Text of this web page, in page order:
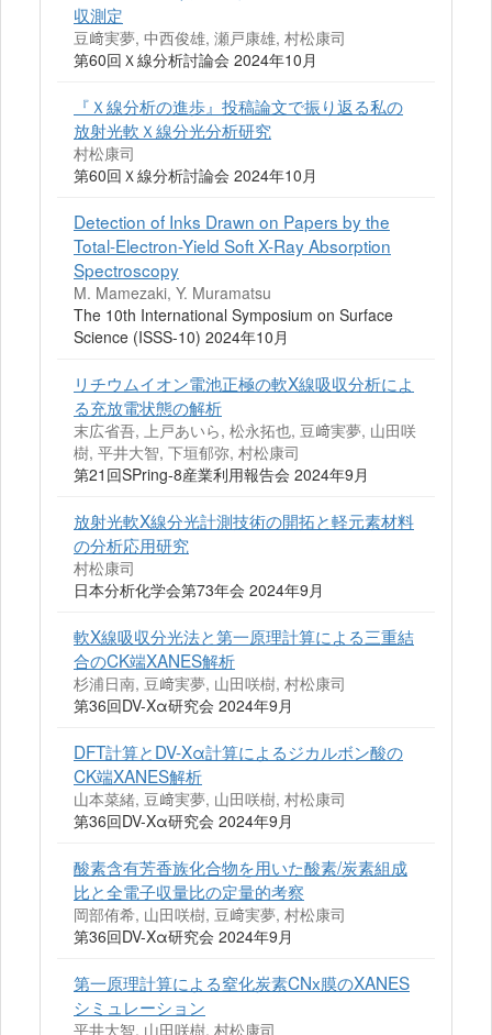
収測定
豆﨑実夢, 中西俊雄, 瀬戸康雄, 村松康司
第60回Ｘ線分析討論会 2024年10月
『Ｘ線分析の進歩』投稿論文で振り返る私の
放射光軟Ｘ線分光分析研究
村松康司
第60回Ｘ線分析討論会 2024年10月
Detection of Inks Drawn on Papers by the
Total-Electron-Yield Soft X-Ray Absorption
Spectroscopy
M. Mamezaki, Y. Muramatsu
The 10th International Symposium on Surface
Science (ISSS-10) 2024年10月
リチウムイオン電池正極の軟X線吸収分析によ
る充放電状態の解析
末広省吾, 上戸あいら, 松永拓也, 豆﨑実夢, 山田咲
樹, 平井大智, 下垣郁弥, 村松康司
第21回SPring-8産業利用報告会 2024年9月
放射光軟X線分光計測技術の開拓と軽元素材料
の分析応用研究
村松康司
日本分析化学会第73年会 2024年9月
軟X線吸収分光法と第一原理計算による三重結
合のCK端XANES解析
杉浦日南, 豆﨑実夢, 山田咲樹, 村松康司
第36回DV-Xα研究会 2024年9月
DFT計算とDV-Xα計算によるジカルボン酸の
CK端XANES解析
山本菜緒, 豆﨑実夢, 山田咲樹, 村松康司
第36回DV-Xα研究会 2024年9月
酸素含有芳香族化合物を用いた酸素/炭素組成
比と全電子収量比の定量的考察
岡部侑希, 山田咲樹, 豆﨑実夢, 村松康司
第36回DV-Xα研究会 2024年9月
第一原理計算による窒化炭素CNx膜のXANES
シミュレーション
平井大智, 山田咲樹, 村松康司